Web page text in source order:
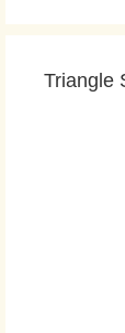
Triangle